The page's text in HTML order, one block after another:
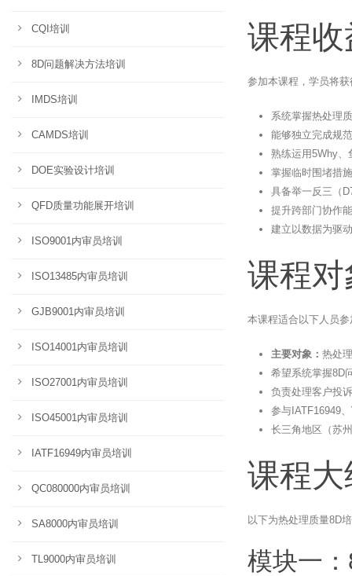
课程收
参加本课程，学员将
系统掌握热处理
能够独立完成规
熟练运用5Why
掌握临时围堵措
具备举一反三（
提升跨部门协作
建立以数据为驱
课程对
本课程适合以下人员参
主要对象： 热处
希望系统掌握8D
负责处理客户投
参与IATF16949
长三角地区（苏
课程大
以下为热处理质量8D
模块一
CQI培训
8D问题解决方法培训
IMDS培训
CAMDS培训
DOE实验设计培训
QFD质量功能展开培训
ISO9001内审员培训
ISO13485内审员培训
GJB9001内审员培训
ISO14001内审员培训
ISO27001内审员培训
ISO45001内审员培训
IATF16949内审员培训
QC080000内审员培训
SA8000内审员培训
TL9000内审员培训